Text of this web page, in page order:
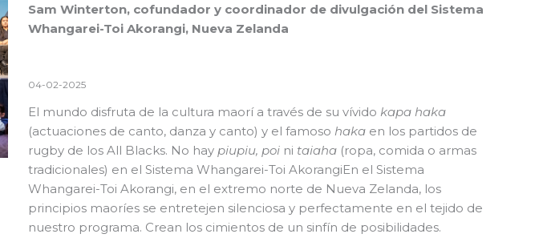
Sam Winterton, cofundador y coordinador de divulgación del Sistema
Whangarei-Toi Akorangi, Nueva Zelanda
04-02-2025
El mundo disfruta de la cultura maorí a través de su vívido kapa haka
(actuaciones de canto, danza y canto) y el famoso haka en los partidos de
rugby de los All Blacks. No hay piupiu, poi ni taiaha(ropa, comida o armas
tradicionales) en el Sistema Whangarei-Toi AkorangiEn el Sistema
Whangarei-Toi Akorangi, en el extremo norte de Nueva Zelanda, los
principios maoríes se entretejen silenciosa y perfectamente en el tejido de
nuestro programa. Crean los cimientos de un sinfín de posibilidades.